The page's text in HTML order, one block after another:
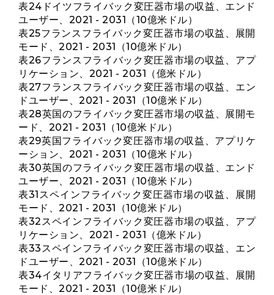
表24ドイツフライバック変圧器市場の収益、エンド
ユーザー、2021 - 2031（10億米ドル）
表25フランスフライバック変圧器市場の収益、展開
モード、2021 - 2031（10億米ドル）
表26フランスフライバック変圧器市場の収益、アプ
リケーション、2021 - 2031（億米ドル）
表27フランスフライバック変圧器市場の収益、エン
ドユーザー、2021 - 2031（10億米ドル）
表28英国のフライバック変圧器市場の収益、展開モ
ード、2021 - 2031（10億米ドル）
表29英国フライバック変圧器市場の収益、アプリケ
ーション、2021 - 2031（10億米ドル）
表30英国のフライバック変圧器市場の収益、エンド
ユーザー、2021 - 2031（10億米ドル）
表31スペインフライバック変圧器市場の収益、展開
モード、2021 - 2031（10億米ドル）
表32スペインフライバック変圧器市場の収益、アプ
リケーション、2021 - 2031（億米ドル）
表33スペインフライバック変圧器市場の収益、エン
ドユーザー、2021 - 2031（10億米ドル）
表34イタリアフライバック変圧器市場の収益、展開
モード、2021 - 2031（10億米ドル）